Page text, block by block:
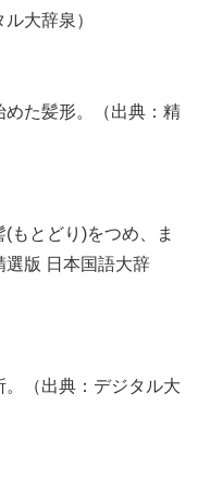
大辞泉）
た髪形。（出典：精
もとどり)をつめ、ま
選版 日本国語大辞
（出典：デジタル大